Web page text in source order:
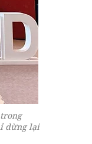
dừng lại